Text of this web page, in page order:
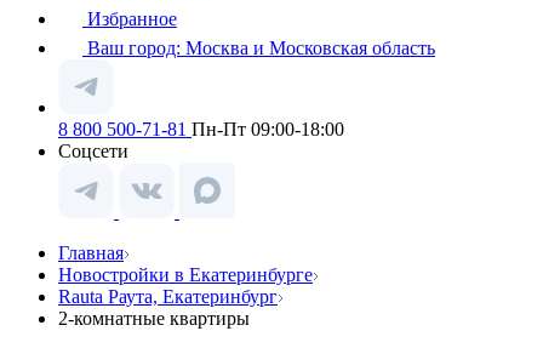
Избранное
Ваш город: Москва и Московская область
8 800 500-71-81 Пн-Пт 09:00-18:00
Соцсети
Главная
Новостройки в Екатеринбурге
Rauta Раута, Екатеринбург
2-комнатные квартиры